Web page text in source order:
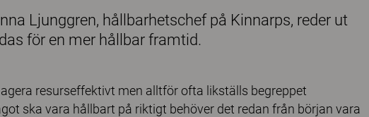
Ljunggren, hållbarhetschef på Kinnarps, reder ut
för en mer hållbar framtid.
resurseffektivt men alltför ofta likställs begreppet
ska vara hållbart på riktigt behöver det redan från början vara